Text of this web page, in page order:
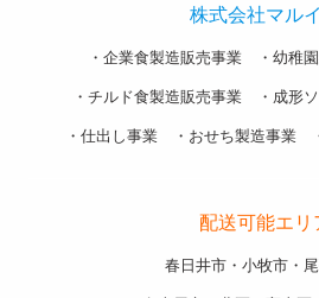
株式会社マル
・企業食製造販売事業 ・幼稚
・チルド食製造販売事業 ・成形
・仕出し事業 ・おせち製造事業
配送可能エリ
春日井市・小牧市・